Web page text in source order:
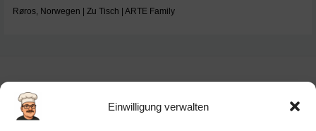
Einwilligung verwalten
Røros, Norwegen | Zu Tisch | ARTE Family